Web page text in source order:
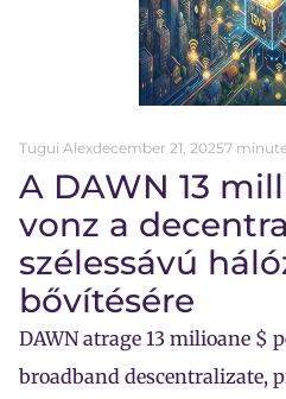
Tugui Alexdecember 21, 20257
A DAWN 13
vonz a
szélessávú
bővítésére
DAWN atrage 13 milioane $
broadband descentralizate,